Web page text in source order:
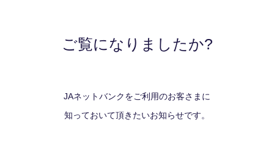
ご覧になりましたか?
JAネットバンクをご利用のお客さまに
知っておいて頂きたいお知らせです。